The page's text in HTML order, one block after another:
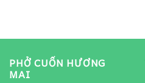
PHỞ CUỐN HƯƠNG
MAI